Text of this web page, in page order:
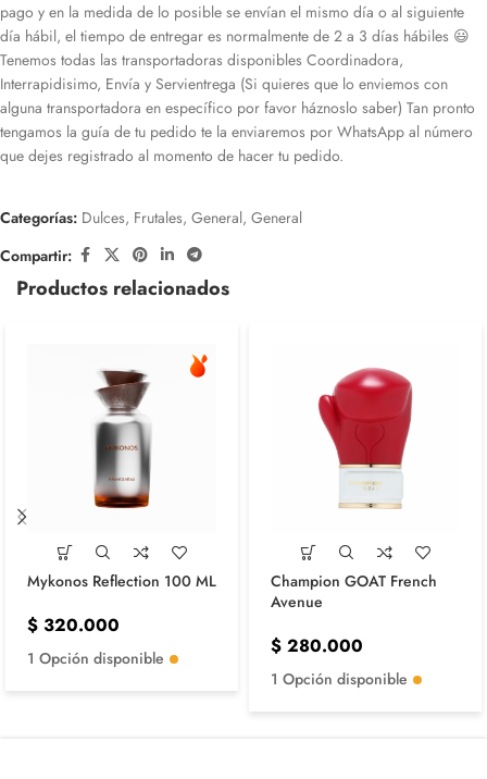
pago y en la medida de lo posible se envían el mismo día o al siguiente
día hábil, el tiempo de entregar es normalmente de 2 a 3 días hábiles 😃
Tenemos todas las transportadoras disponibles Coordinadora,
Interrapidisimo, Envía y Servientrega (Si quieres que lo enviemos con
alguna transportadora en específico por favor háznoslo saber) Tan pronto
tengamos la guía de tu pedido te la enviaremos por WhatsApp al número
que dejes registrado al momento de hacer tu pedido.
Categorías: Dulces, Frutales, General, General
Compartir:
Productos relacionados
Mykonos Reflection 100 ML
$ 320.000
1 Opción disponible
Champion GOAT French
Avenue
$ 280.000
1 Opción disponible